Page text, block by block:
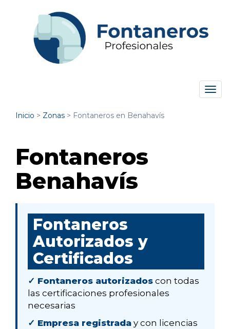
Inicio > Zonas > Fontaneros en Benahavís
Fontaneros
Benahavís
Fontaneros
Autorizados y
Certificados
✓ Fontaneros autorizados con todas
las certificaciones profesionales
necesarias
✓ Empresa registrada y con licencias